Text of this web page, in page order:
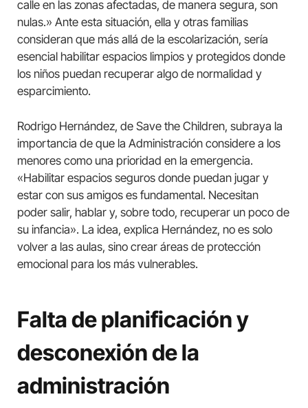
calle en las zonas afectadas, de manera segura, son
nulas.» Ante esta situación, ella y otras familias
consideran que más allá de la escolarización, sería
esencial habilitar espacios limpios y protegidos donde
los niños puedan recuperar algo de normalidad y
esparcimiento.
Rodrigo Hernández, de Save the Children, subraya la
importancia de que la Administración considere a los
menores como una prioridad en la emergencia.
«Habilitar espacios seguros donde puedan jugar y
estar con sus amigos es fundamental. Necesitan
poder salir, hablar y, sobre todo, recuperar un poco de
su infancia». La idea, explica Hernández, no es solo
volver a las aulas, sino crear áreas de protección
emocional para los más vulnerables.
Falta de planificación y
desconexión de la
administración